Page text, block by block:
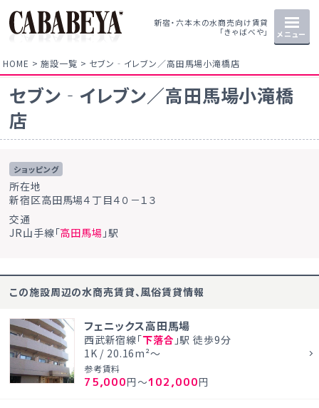
新宿・六本木の水商売向け賃貸
「きゃばべや」
メニュー
HOME 施設一覧 セブン‐イレブン／高田馬場小滝橋店
セブン‐イレブン／高田馬場小滝橋
店
ショッピング
所在地
新宿区高田馬場４丁目４０－１３
交通
JR山手線「高田馬場 」駅
この施設周辺の水商売賃貸、風俗賃貸情報
フェニックス高田馬場
西武新宿線「下落合 」駅 徒歩9分
1K / 20.16m²～
参考賃料
75,000円～102,000円